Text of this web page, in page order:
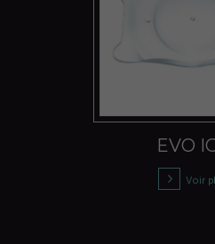
EVO
Voir